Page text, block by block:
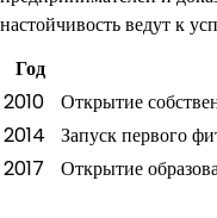
настойчивость ведут к
Год
2010
Открытие
2014
Запуск первого
2017
Открытие